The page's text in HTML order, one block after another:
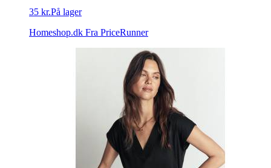
35 kr.På lager
Homeshop.dk Fra PriceRunner